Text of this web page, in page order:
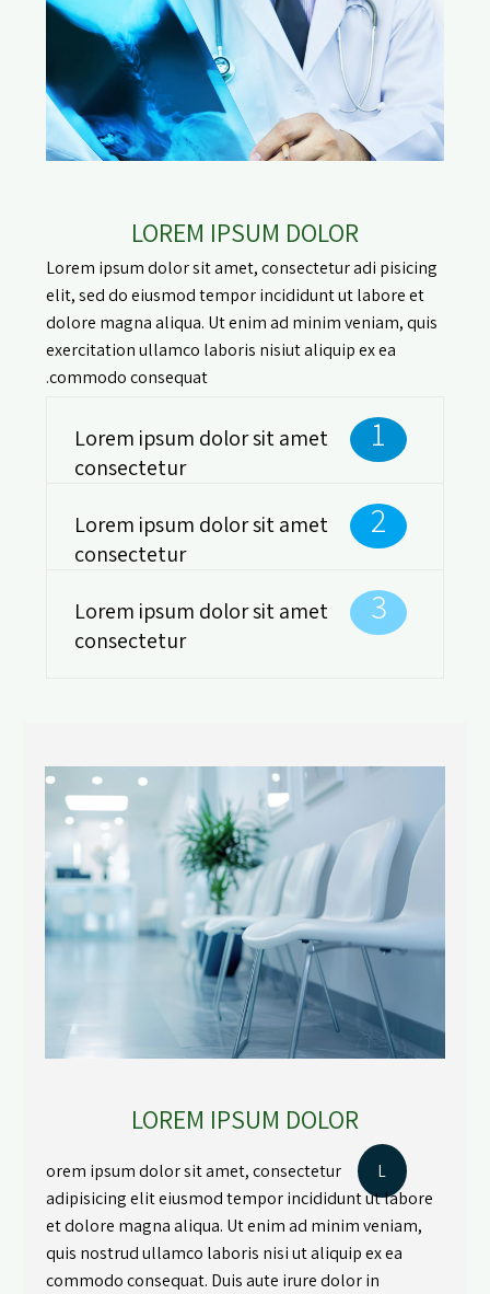
LOREM IPSUM DOLOR
Lorem ipsum dolor sit amet, consectetur adi pisicing
elit, sed do eiusmod tempor incididunt ut labore et
dolore magna aliqua. Ut enim ad minim veniam, quis
exercitation ullamco laboris nisiut aliquip ex ea
commodo consequat.
1
Lorem ipsum dolor sit amet
consectetur
2
Lorem ipsum dolor sit amet
consectetur
3
Lorem ipsum dolor sit amet
consectetur
LOREM IPSUM DOLOR
L
orem ipsum dolor sit amet, consectetur
adipisicing elit eiusmod tempor incididunt ut labore
et dolore magna aliqua. Ut enim ad minim veniam,
quis nostrud ullamco laboris nisi ut aliquip ex ea
commodo consequat. Duis aute irure dolor in